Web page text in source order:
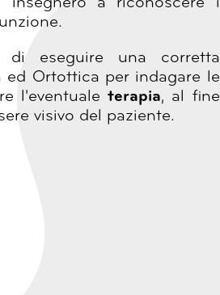
di eseguire una corretta
ed Ortottica per indagare le
l'eventuale terapia, al fine
visivo del paziente.